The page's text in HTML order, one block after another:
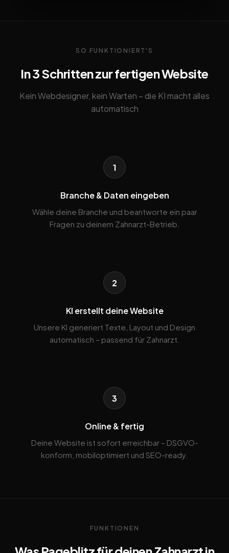
SO FUNKTIONIERT'S
In 3 Schritten zur fertigen Website
Kein Webdesigner, kein Warten – die KI macht alles
automatisch
1
Branche & Daten eingeben
Wähle deine Branche und beantworte ein paar
Fragen zu deinem Zahnarzt-Betrieb.
2
KI erstellt deine Website
Unsere KI generiert Texte, Layout und Design
automatisch – passend für Zahnarzt.
3
Online & fertig
Deine Website ist sofort erreichbar – DSGVO-
konform, mobiloptimiert und SEO-ready.
FUNKTIONEN